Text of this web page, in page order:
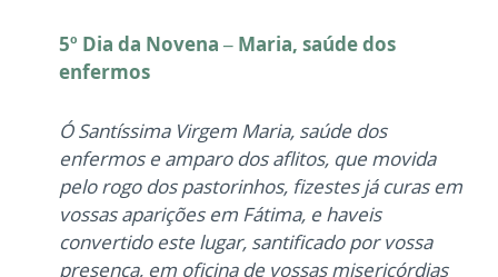
5º Dia da Novena – Maria, saúde dos
enfermos
Ó Santíssima Virgem Maria, saúde dos
enfermos e amparo dos aflitos, que movida
pelo rogo dos pastorinhos, fizestes já curas em
vossas aparições em Fátima, e haveis
convertido este lugar, santificado por vossa
presença, em oficina de vossas misericórdias